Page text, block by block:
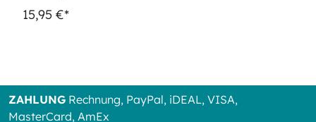
15,95 €*
ZAHLUNG Rechnung, PayPal, iDEAL, VISA,
MasterCard, AmEx